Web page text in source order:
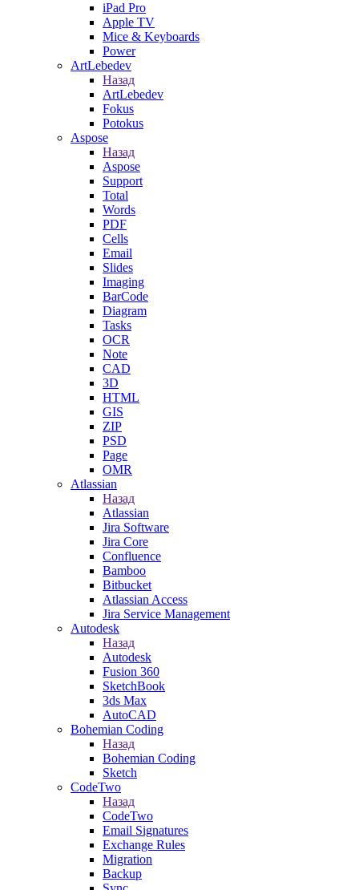
iPad Pro
Apple TV
Mice & Keyboards
Power
ArtLebedev
Назад
ArtLebedev
Fokus
Potokus
Aspose
Назад
Aspose
Support
Total
Words
PDF
Cells
Email
Slides
Imaging
BarCode
Diagram
Tasks
OCR
Note
CAD
3D
HTML
GIS
ZIP
PSD
Page
OMR
Atlassian
Назад
Atlassian
Jira Software
Jira Core
Confluence
Bamboo
Bitbucket
Atlassian Access
Jira Service Management
Autodesk
Назад
Autodesk
Fusion 360
SketchBook
3ds Max
AutoCAD
Bohemian Coding
Назад
Bohemian Coding
Sketch
CodeTwo
Назад
CodeTwo
Email Signatures
Exchange Rules
Migration
Backup